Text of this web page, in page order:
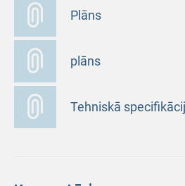
Plāns
plāns
Tehniskā